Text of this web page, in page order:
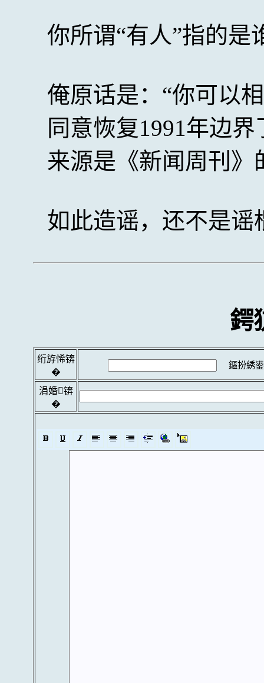
你所谓“有人”指的是
俺原话是：“你可以
同意恢复1991年边
来源是《新闻周刊》
如此造谣，还不是谣
鍔
绗斿悕锛
�
鏂扮綉
涓婚锛
�